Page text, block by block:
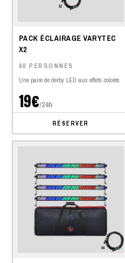
PACK ÉCLAIRAGE VARYTEC
X2
60 PERSONNES
Une paire de derby LED aux effets colorés
19€/24h
RÉSERVER